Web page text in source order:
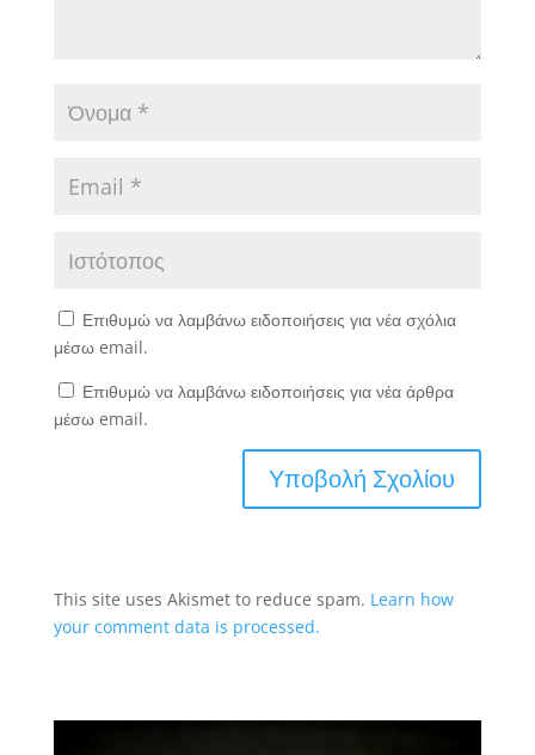
Επιθυμώ να λαμβάνω ειδοποιήσεις για νέα σχόλια
μέσω email.
Επιθυμώ να λαμβάνω ειδοποιήσεις για νέα άρθρα
μέσω email.
This site uses Akismet to reduce spam. Learn how
your comment data is processed.